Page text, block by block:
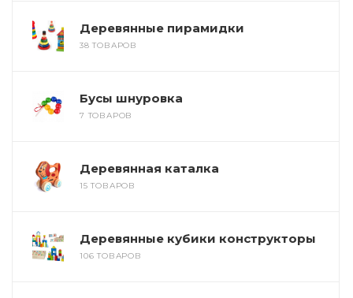
Деревянные пирамидки
38 ТОВАРОВ
Бусы шнуровка
7 ТОВАРОВ
Деревянная каталка
15 ТОВАРОВ
Деревянные кубики конструкторы
106 ТОВАРОВ